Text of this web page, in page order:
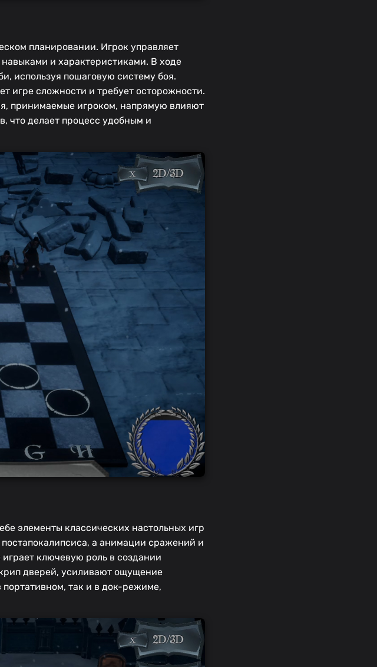
планировании. Игрок управляет
и характеристиками. В ходе
используя пошаговую систему боя.
игре сложности и требует осторожности.
принимаемые игроком, напрямую влияют
что делает процесс удобным и
элементы классических настольных игр
а анимации сражений и
ключевую роль в создании
дверей, усиливают ощущение
так и в док-режиме,